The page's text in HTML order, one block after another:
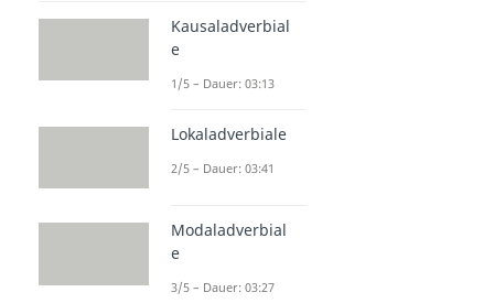
Kausaladverbial
e
1/5 – Dauer: 03:13
Lokaladverbiale
2/5 – Dauer: 03:41
Modaladverbial
e
3/5 – Dauer: 03:27